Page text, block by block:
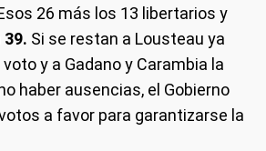
26 más los 13 libertarios y
39. Si se restan a Lousteau ya
y a Gadano y Carambia la
haber ausencias, el Gobierno
a favor para garantizarse la